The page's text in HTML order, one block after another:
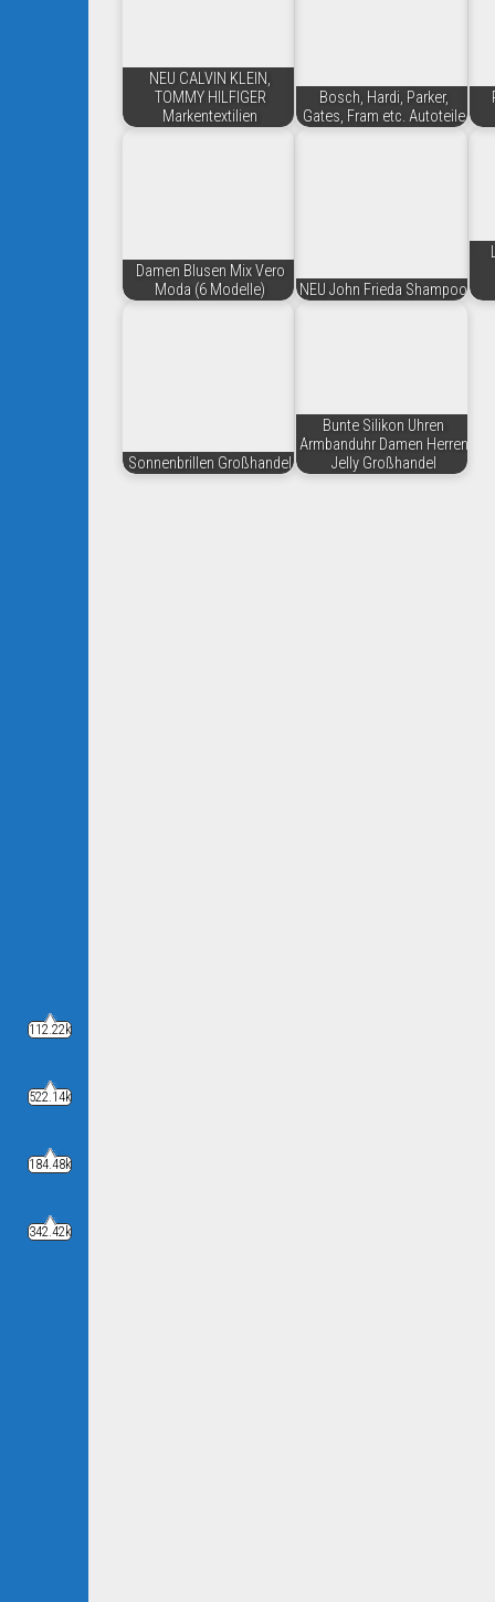
NEU CALVIN KLEIN,
TOMMY HILFIGER
Markentextilien
Bosch, Hardi, Parker,
Gates, Fram etc. Autoteile
Damen Blusen Mix Vero
Moda (6 Modelle)
NEU John Frieda Shampoo
Sonnenbrillen Großhandel
Bunte Silikon Uhren
Armbanduhr Damen Herren
Jelly Großhandel
112.22k
522.14k
184.48k
342.42k